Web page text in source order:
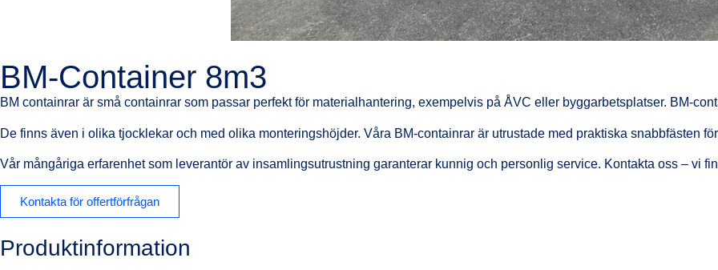
BM-Container 8m3
BM containrar är små containrar som passar perfekt för materialhantering, exempelvis på ÅVC eller byggarbetsplatser. BM-
De finns även i olika tjocklekar och med olika monteringshöjder. Våra BM-containrar är utrustade med praktiska snabbfästen
Vår mångåriga erfarenhet som leverantör av insamlingsutrustning garanterar kunnig och personlig service. Kontakta oss – vi
Kontakta för offertförfrågan
Produktinformation